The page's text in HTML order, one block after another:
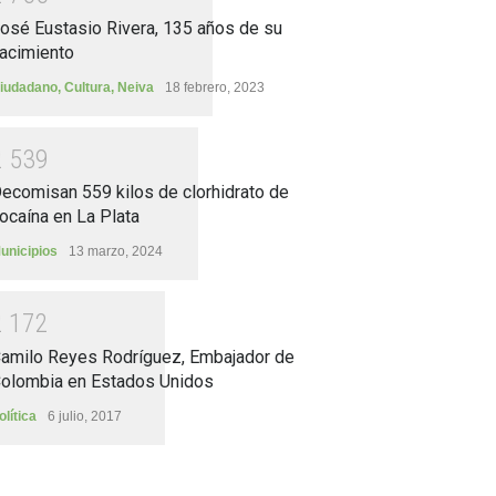
Eustasio Rivera, 135 años de su
, Cultura, Neiva 18 febrero, 2023
539
559 kilos de clorhidrato de
en La Plata
13 marzo, 2024
1 72
Reyes Rodríguez, Embajador de
en Estados Unidos
6 julio, 2017